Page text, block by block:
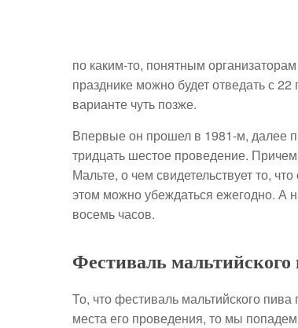
по каким-то, понятным
празднике можно будет отведать с
варианте чуть позже.
Впервые он прошел в 1981-м, далее
тридцать шестое проведение.
Мальте, о чем свидетельствует то,
этом можно убеждаться ежегодно. А
восемь часов.
Фестиваль мальтийского
То, что фестиваль мальтийского
места его проведения, то мы